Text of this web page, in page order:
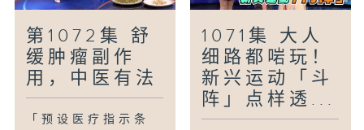
第1072集 舒
缓肿瘤副作
用，中医有法
「预设医疗指示条
1071集 大人
细路都啱玩！
新兴运动「斗
阵」点样透...